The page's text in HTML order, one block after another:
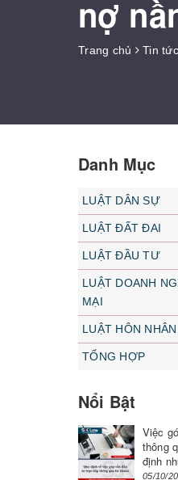
nợ
Trang chủ Tin tức
Danh Mục
LUẬT DÂN SỰ
LUẬT ĐẤT ĐAI
LUẬT ĐẦU TƯ
LUẬT DOANH
MẠI
LUẬT HÔN
TỔNG HỢP
Nổi Bật
Việc
thông
định
05/10/